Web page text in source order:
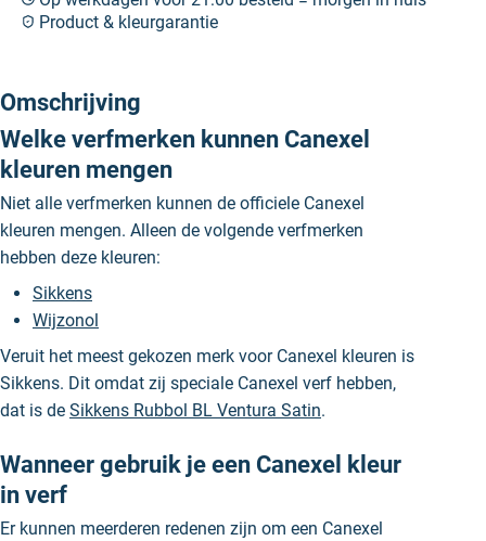
Product & kleurgarantie
Omschrijving
Welke verfmerken kunnen Canexel
kleuren mengen
Niet alle verfmerken kunnen de officiele Canexel
kleuren mengen. Alleen de volgende verfmerken
hebben deze kleuren:
Sikkens
Wijzonol
Veruit het meest gekozen merk voor Canexel kleuren is
Sikkens. Dit omdat zij speciale Canexel verf hebben,
dat is de Sikkens Rubbol BL Ventura Satin.
Wanneer gebruik je een Canexel kleur
in verf
Er kunnen meerderen redenen zijn om een Canexel